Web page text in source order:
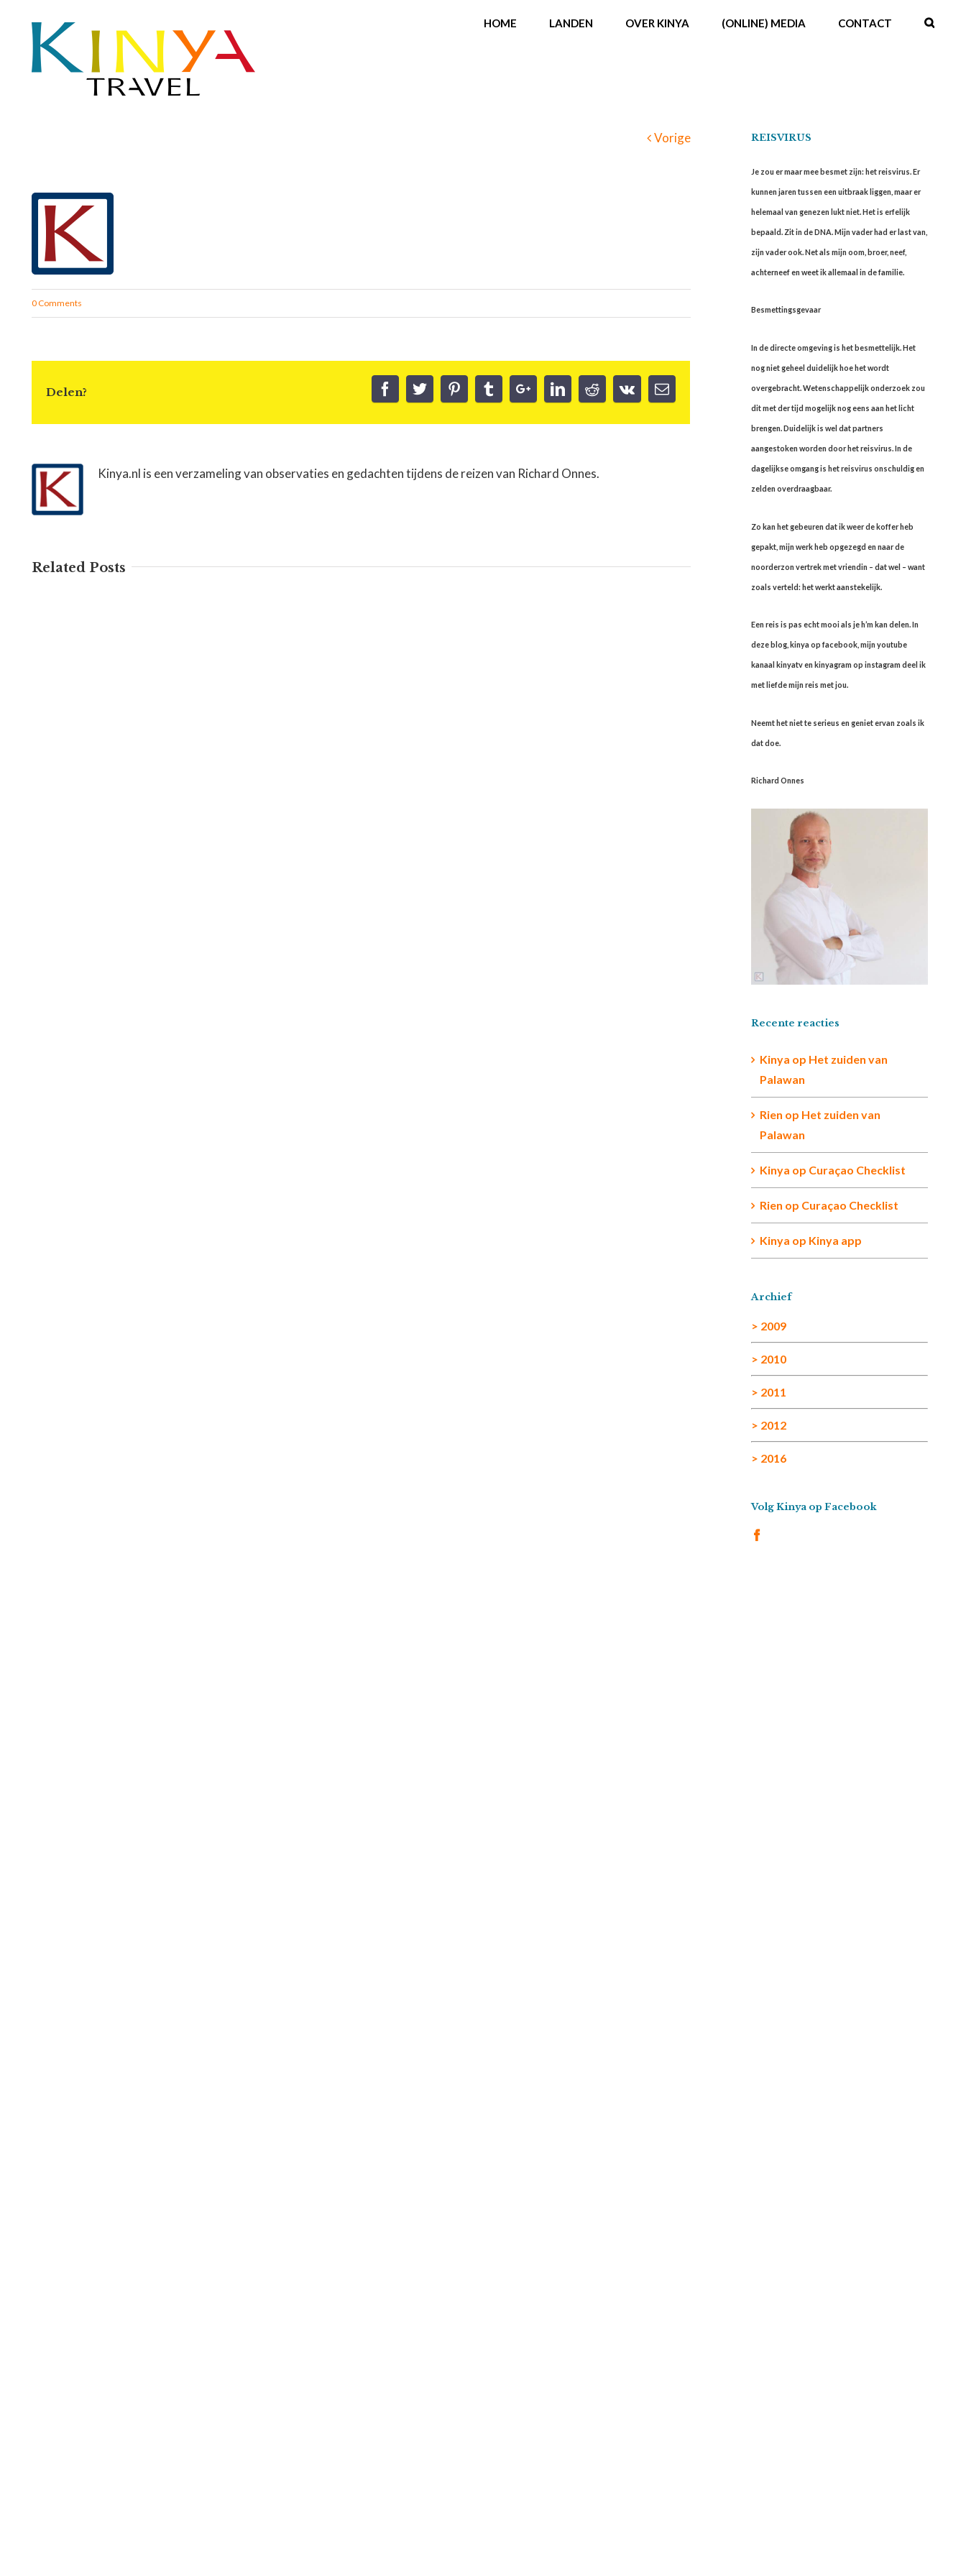
HOME LANDEN OVER KINYA (ONLINE) MEDIA CONTACT
Vorige
0 Comments
Delen?
Kinya.nl is een verzameling van observaties en gedachten tijdens de reizen van Richard Onnes.
Related Posts
REISVIRUS
Je zou er maar mee besmet zijn: het reisvirus. Er
kunnen jaren tussen een uitbraak liggen, maar er
helemaal van genezen lukt niet. Het is erfelijk
bepaald. Zit in de DNA. Mijn vader had er last van,
zijn vader ook. Net als mijn oom, broer, neef,
achterneef en weet ik allemaal in de familie.
Besmettingsgevaar
In de directe omgeving is het besmettelijk. Het
nog niet geheel duidelijk hoe het wordt
overgebracht. Wetenschappelijk onderzoek zou
dit met der tijd mogelijk nog eens aan het licht
brengen. Duidelijk is wel dat partners
aangestoken worden door het reisvirus. In de
dagelijkse omgang is het reisvirus onschuldig en
zelden overdraagbaar.
Zo kan het gebeuren dat ik weer de koffer heb
gepakt, mijn werk heb opgezegd en naar de
noorderzon vertrek met vriendin – dat wel – want
zoals verteld: het werkt aanstekelijk.
Een reis is pas echt mooi als je h’m kan delen. In
deze blog, kinya op facebook, mijn youtube
kanaal kinyatv en kinyagram op instagram deel ik
met liefde mijn reis met jou.
Neemt het niet te serieus en geniet ervan zoals ik
dat doe.
Richard Onnes
Recente reacties
Kinya op Het zuiden van
Palawan
Rien op Het zuiden van
Palawan
Kinya op Curaçao Checklist
Rien op Curaçao Checklist
Kinya op Kinya app
Archief
> 2009
> 2010
> 2011
> 2012
> 2016
Volg Kinya op Facebook